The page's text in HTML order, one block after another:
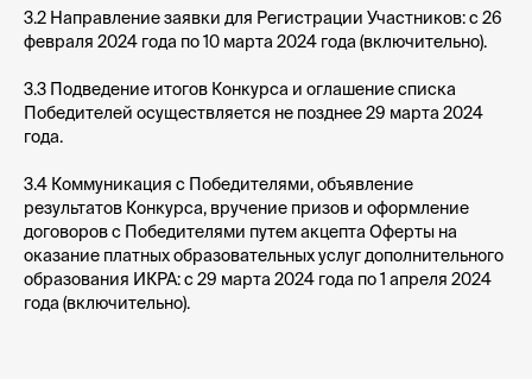
3.2 Направление заявки для Регистрации Участников: с 26
февраля 2024 года по 10 марта 2024 года (включительно).
3.3 Подведение итогов Конкурса и оглашение списка
Победителей осуществляется не позднее 29 марта 2024
года.
3.4 Коммуникация с Победителями, объявление
результатов Конкурса, вручение призов и оформление
договоров с Победителями путем акцепта Оферты на
оказание платных образовательных услуг дополнительного
образования ИКРА: с 29 марта 2024 года по 1 апреля 2024
года (включительно).